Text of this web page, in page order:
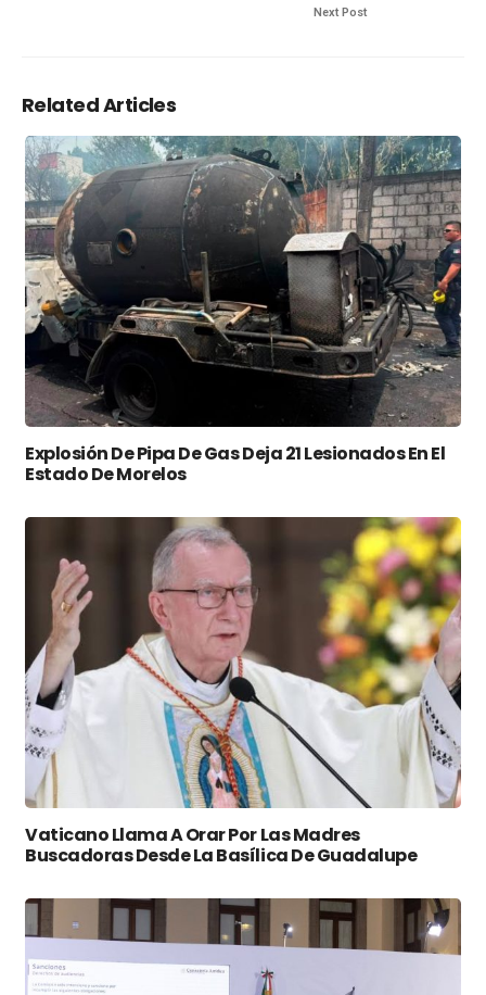
Next Post
Related Articles
Explosión De Pipa De Gas Deja 21 Lesionados En El
Estado De Morelos
Vaticano Llama A Orar Por Las Madres
Buscadoras Desde La Basílica De Guadalupe